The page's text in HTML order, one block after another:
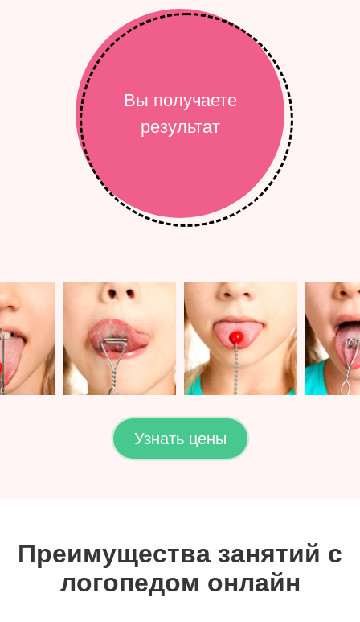
Вы получаете
результат
Узнать цены
Преимущества занятий с
логопедом онлайн